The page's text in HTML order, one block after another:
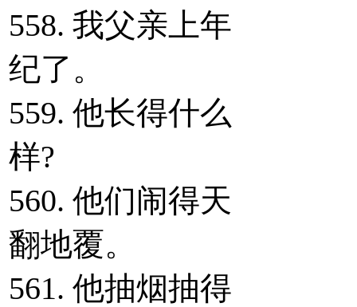
558. 我父亲上年
纪了。
559. 他长得什么
样?
560. 他们闹得天
翻地覆。
561. 他抽烟抽得